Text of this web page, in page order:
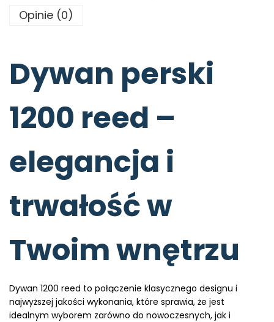
Opinie (0)
Dywan perski
1200 reed –
elegancja i
trwałość w
Twoim wnętrzu
Dywan 1200 reed to połączenie klasycznego designu i
najwyższej jakości wykonania, które sprawia, że jest
idealnym wyborem zarówno do nowoczesnych, jak i